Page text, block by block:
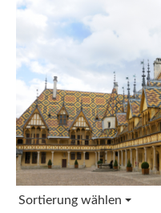
Sortierung wählen